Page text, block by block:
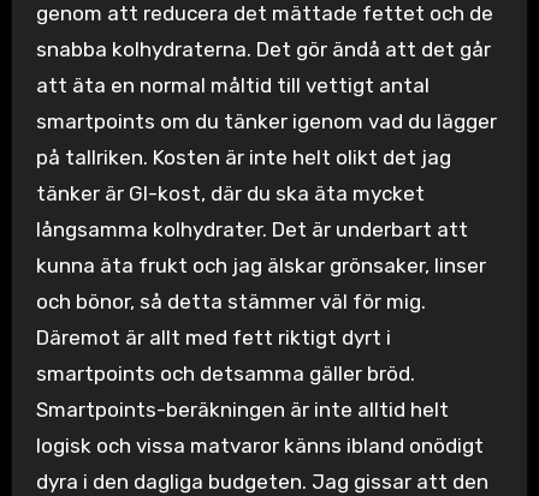
genom att reducera det mättade fettet och de
snabba kolhydraterna. Det gör ändå att det går
att äta en normal måltid till vettigt antal
smartpoints om du tänker igenom vad du lägger
på tallriken. Kosten är inte helt olikt det jag
tänker är GI-kost, där du ska äta mycket
långsamma kolhydrater. Det är underbart att
kunna äta frukt och jag älskar grönsaker, linser
och bönor, så detta stämmer väl för mig.
Däremot är allt med fett riktigt dyrt i
smartpoints och detsamma gäller bröd.
Smartpoints-beräkningen är inte alltid helt
logisk och vissa matvaror känns ibland onödigt
dyra i den dagliga budgeten. Jag gissar att den